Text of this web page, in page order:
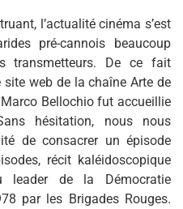
l’actualité cinéma s’est
pré-cannois beaucoup
transmetteurs. De ce fait
site web de la chaîne Arte de
Bellochio fut accueillie
hésitation, nous nous
de consacrer un épisode
récit kaléidoscopique
leader de la Démocratie
par les Brigades Rouges.